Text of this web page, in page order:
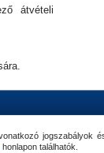
átvételi
jogszabályok
honlapon találhatók.